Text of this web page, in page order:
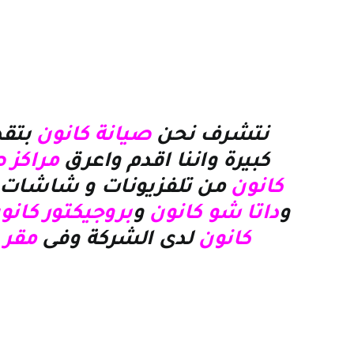
نتشرف نحن صيانة كانون
كبيرة واننا اقدم واعرقمراكز
كانون من تلفزيونات و
وداتا شو كانون وبروجيكتور
كانون لدى الشركة وفى مقر